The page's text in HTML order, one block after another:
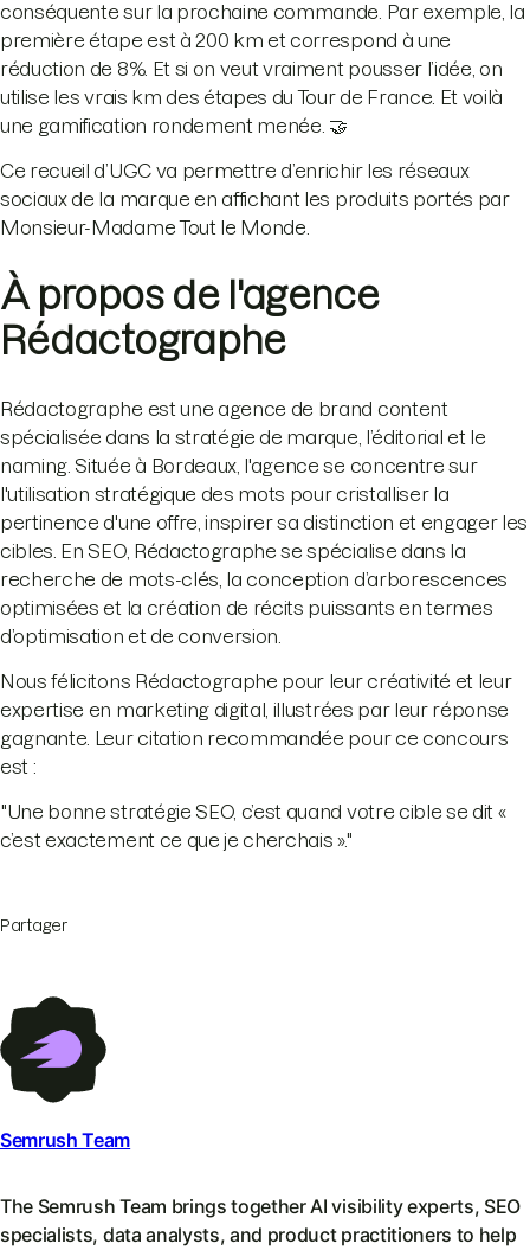
conséquente sur la prochaine commande. Par exemple, la
première étape est à 200 km et correspond à une
réduction de 8%. Et si on veut vraiment pousser l’idée, on
utilise les vrais km des étapes du Tour de France. Et voilà
une gamification rondement menée. 🤝
Ce recueil d’UGC va permettre d’enrichir les réseaux
sociaux de la marque en affichant les produits portés par
Monsieur-Madame Tout le Monde.
À propos de l'agence
Rédactographe
Rédactographe est une agence de brand content
spécialisée dans la stratégie de marque, l’éditorial et le
naming. Située à Bordeaux, l'agence se concentre sur
l'utilisation stratégique des mots pour cristalliser la
pertinence d'une offre, inspirer sa distinction et engager les
cibles. En SEO, Rédactographe se spécialise dans la
recherche de mots-clés, la conception d’arborescences
optimisées et la création de récits puissants en termes
d’optimisation et de conversion.
Nous félicitons Rédactographe pour leur créativité et leur
expertise en marketing digital, illustrées par leur réponse
gagnante. Leur citation recommandée pour ce concours
est :
"Une bonne stratégie SEO, c’est quand votre cible se dit «
c’est exactement ce que je cherchais »."
Partager
Semrush Team
The Semrush Team brings together AI visibility experts, SEO
specialists, data analysts, and product practitioners to help